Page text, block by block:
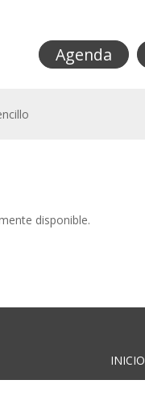
Agenda
disponible.
INICIO